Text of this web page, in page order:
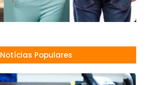
Notícias Populares